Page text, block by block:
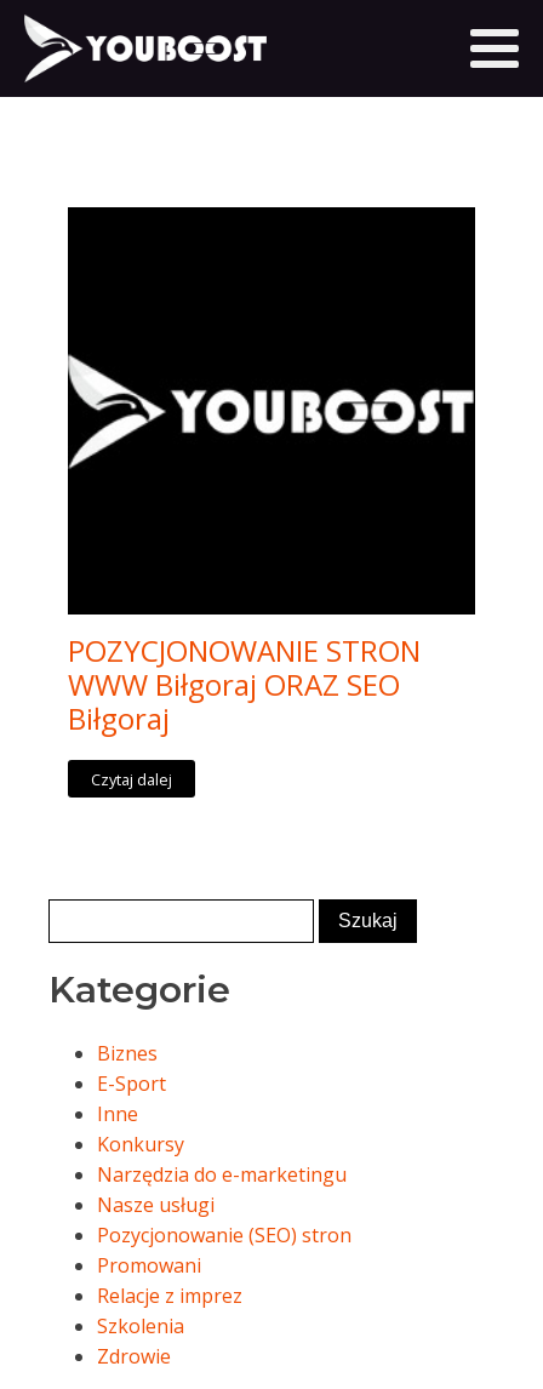
POZYCJONOWANIE STRON
WWW Biłgoraj ORAZ SEO
Biłgoraj
Czytaj dalej
Kategorie
Biznes
E-Sport
Inne
Konkursy
Narzędzia do e-marketingu
Nasze usługi
Pozycjonowanie (SEO) stron
Promowani
Relacje z imprez
Szkolenia
Zdrowie